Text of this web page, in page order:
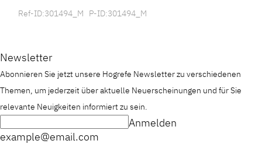
Ref-ID:301494_M P-ID:301494_M
Newsletter
Abonnieren Sie jetzt unsere Hogrefe Newsletter zu verschiedenen
Themen, um jederzeit über aktuelle Neuerscheinungen und für Sie
relevante Neuigkeiten informiert zu sein.
example@email.com
Anmelden